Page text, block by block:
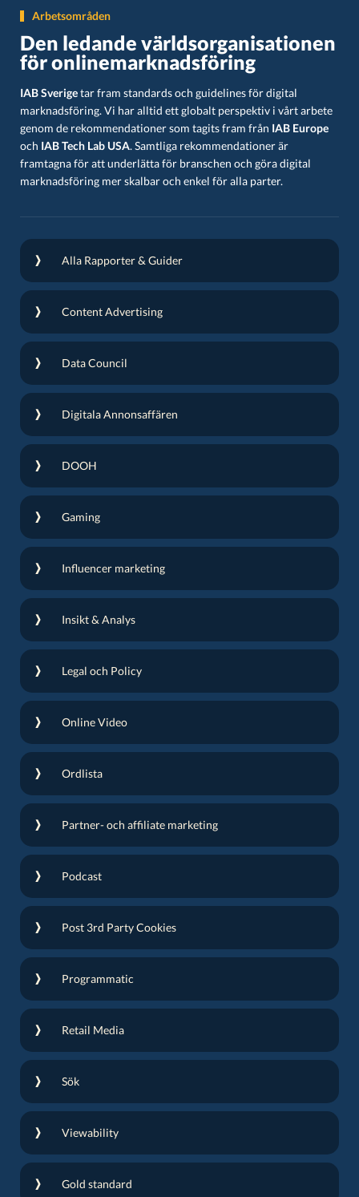
Arbetsområden
Den ledande världsorganisationen
för onlinemarknadsföring
IAB Sverigetar fram standards och guidelines för digital
marknadsföring. Vi har alltid ett globalt perspektiv i vårt arbete
genom de rekommendationer som tagits fram från IAB Europe
och IAB Tech Lab USA. Samtliga rekommendationer är
framtagna för att underlätta för branschen och göra digital
marknadsföring mer skalbar och enkel för alla parter.
Alla Rapporter & Guider
Content Advertising
Data Council
Digitala Annonsaffären
DOOH
Gaming
Influencer marketing
Insikt & Analys
Legal och Policy
Online Video
Ordlista
Partner- och affiliate marketing
Podcast
Post 3rd Party Cookies
Programmatic
Retail Media
Sök
Viewability
Gold standard